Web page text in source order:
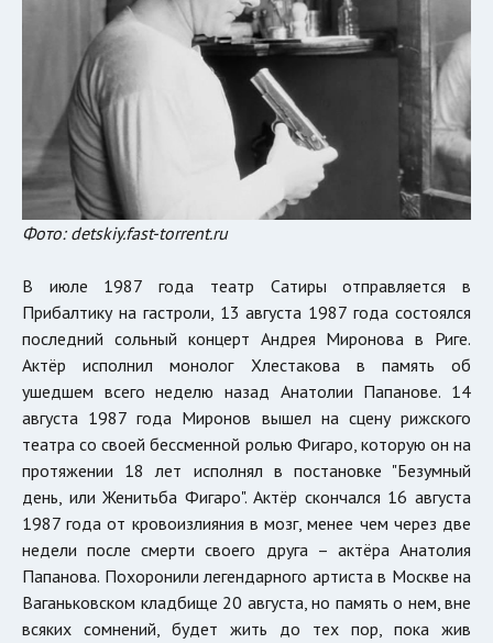
Фото: detskiy.fast-torrent.ru
В июле 1987 года театр Сатиры отправляется в
Прибалтику на гастроли, 13 августа 1987 года состоялся
последний сольный концерт Андрея Миронова в Риге.
Актёр исполнил монолог Хлестакова в память об
ушедшем всего неделю назад Анатолии Папанове. 14
августа 1987 года Миронов вышел на сцену рижского
театра со своей бессменной ролью Фигаро, которую он на
протяжении 18 лет исполнял в постановке "Безумный
день, или Женитьба Фигаро". Актёр скончался 16 августа
1987 года от кровоизлияния в мозг, менее чем через две
недели после смерти своего друга – актёра Анатолия
Папанова. Похоронили легендарного артиста в Москве на
Ваганьковском кладбище 20 августа, но память о нем, вне
всяких сомнений, будет жить до тех пор, пока жив